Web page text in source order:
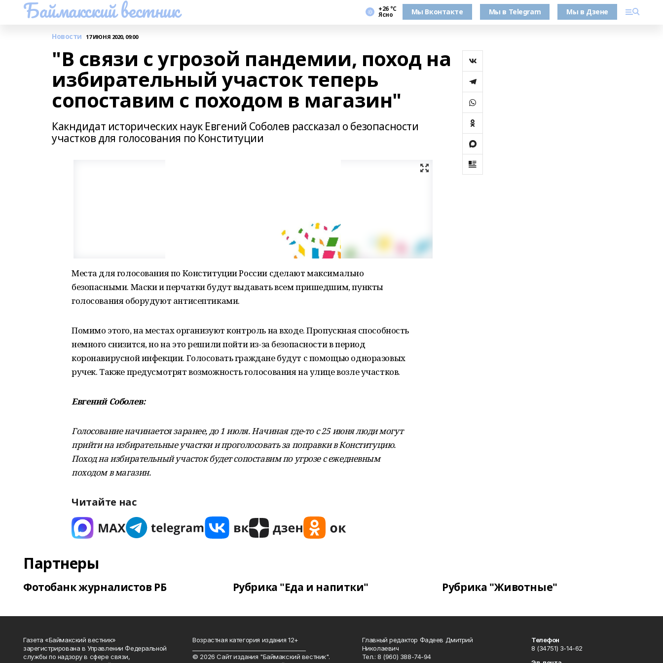
Баймакский вестник +26 °С
Ясно Мы Вконтакте Мы в Telegram Мы в Дзене
Новости 17 ИЮНЯ 2020, 09:00
"В связи с угрозой пандемии, поход на
избирательный участок теперь
сопоставим с походом в магазин"
Какндидат исторических наук Евгений Соболев рассказал о безопасности
участков для голосования по Конституции
Места для голосования по Конституции России сделают максимально
безопасными. Маски и перчатки будут выдавать всем пришедшим, пункты
голосования оборудуют антисептиками.
Помимо этого, на местах организуют контроль на входе. Пропускная способность
немного снизится, но на это решили пойти из-за безопасности в период
коронавирусной инфекции. Голосовать граждане будут с помощью одноразовых
ручек. Также предусмотрят возможность голосования на улице возле участков.
Евгений Соболев:
Голосование начинается заранее, до 1 июля. Начиная где-то с 25 июня люди могут
прийти на избирательные участки и проголосовать за поправки в Конституцию.
Поход на избирательный участок будет сопоставим по угрозе с ежедневным
походом в магазин.
Читайте нас
Партнеры
Фотобанк журналистов РБ Рубрика "Еда и напитки" Рубрика "Животные"
Газета «Баймакский вестник»
зарегистрирована в Управлении Федеральной
службы по надзору в сфере связи,
Возрастная категория издания 12+
© 2026 Сайт издания "Баймакский вестник".
Главный редактор Фадеев Дмитрий
Николаевич
Тел.: 8 (960) 388-74-94
Телефон
8 (34751) 3-14-62